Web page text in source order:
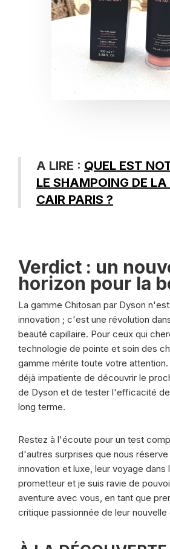
A LIRE : QUEL EST
LE SHAMPOING DE
CAIR PARIS ?
Verdict : un
horizon pour la
La gamme Chitosan par Dyson
innovation ; c'est une révolution
beauté capillaire. Pour ceux qui
technologie de pointe et soin des
gamme mérite toute votre attention.
déjà impatiente de découvrir le
de Dyson et de tester l'efficacité
long terme.
Restez à l'écoute pour un test
d'autres surprises que nous réserve
innovation et luxe, leur voyage dans
prometteur et je suis ravie de
aventure avec vous, en tant que
critique passionnée de leur nouvelle